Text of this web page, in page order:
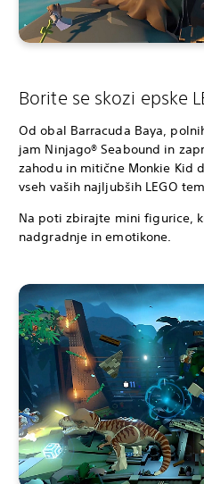
Borite se skozi epske
Od obal Barracuda Baya,
jam Ninjago® Seabound in
zahodu in mitične Monkie Kid
vseh vaših najljubših LEGO
Na poti zbirajte mini figurice,
nadgradnje in emotikone.